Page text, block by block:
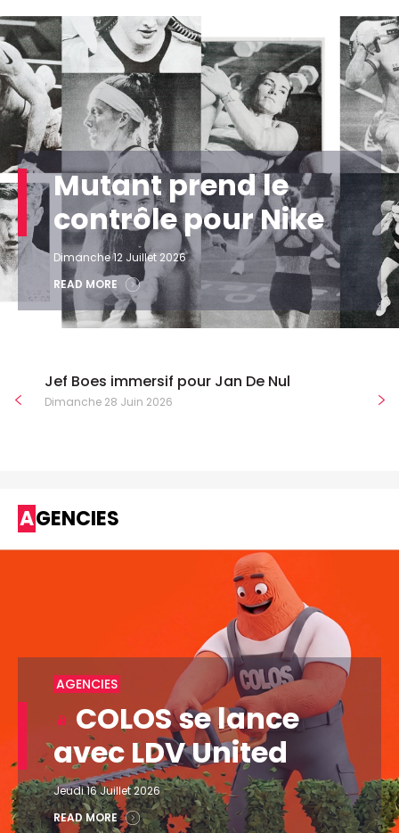
Mutant prend le
contrôle pour Nike
Dimanche 12 Juillet 2026
READ MORE
Jef Boes immersif pour Jan De Nul
Dimanche 28 Juin 2026
AGENCIES
AGENCIES
COLOS se lance
avec LDV United
Jeudi 16 Juillet 2026
READ MORE